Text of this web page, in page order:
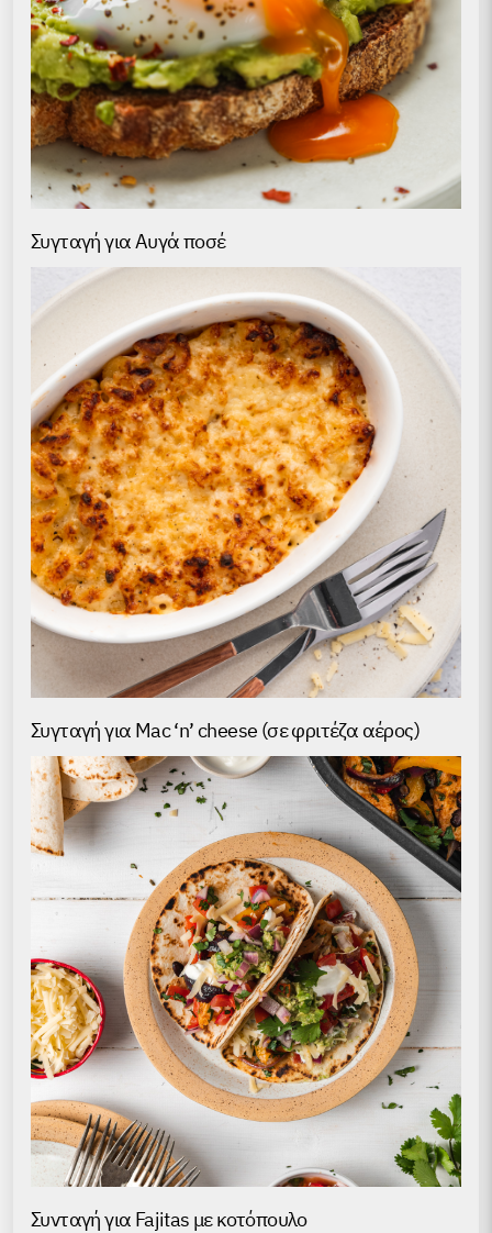
Συγταγή για Αυγά ποσέ
Συγταγή για Mac ‘n’ cheese (σε φριτέζα αέρος)
Συνταγή για Fajitas με κοτόπουλο